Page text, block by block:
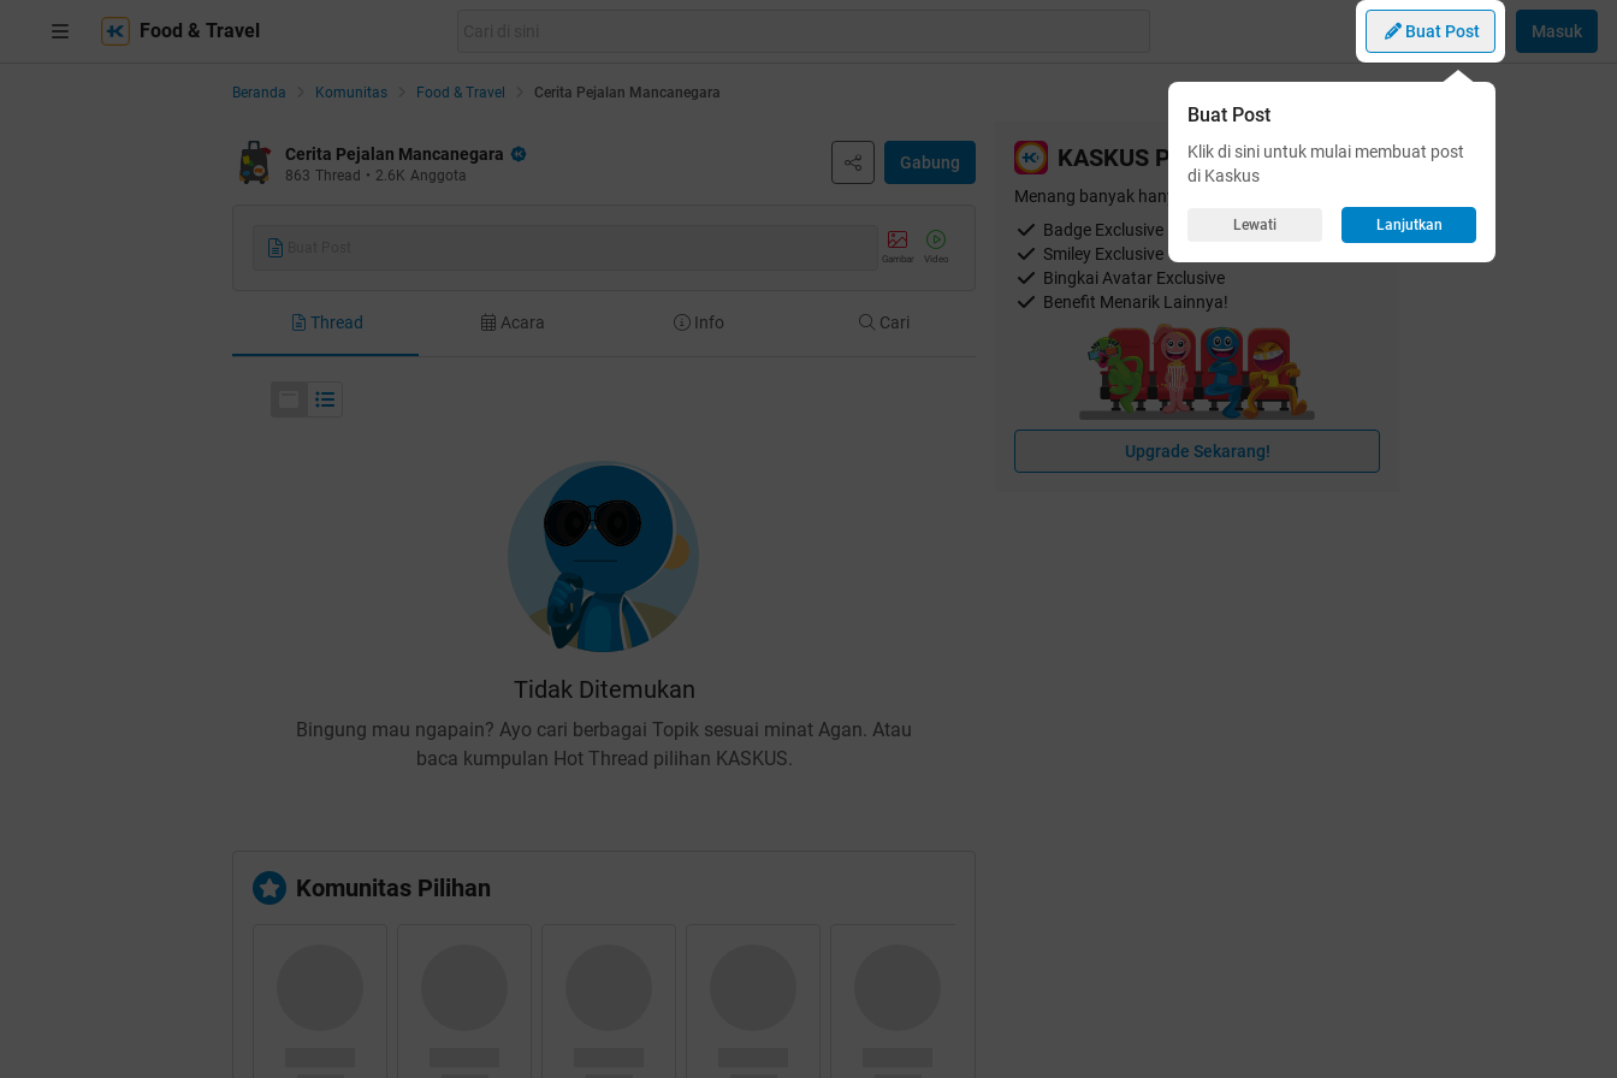
Food & Travel Buat Post
Buat Post
Klik di sini untuk mulai membuat post
di Kaskus
Lewati Lanjutkan
Masuk
Beranda Komunitas Food & Travel Cerita Pejalan Mancanegara
Cerita Pejalan Mancanegara
863 Thread • 2.6K Anggota
Gabung
Gambar Video
Thread Acara Info Cari
Tidak Ditemukan
Bingung mau ngapain? Ayo cari berbagai Topik sesuai minat Agan. Atau
baca kumpulan Hot Thread pilihan KASKUS.
Komunitas Pilihan
KASKUS Plus
Menang banyak hanya dengan
Badge Exclusive
Smiley Exclusive
Bingkai Avatar Exclusive
Benefit Menarik Lainnya!
Upgrade Sekarang!